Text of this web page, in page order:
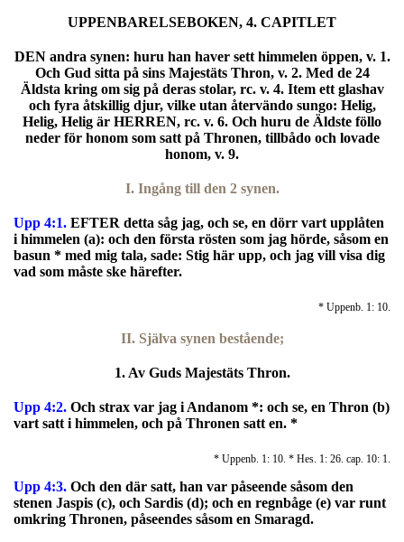
UPPENBARELSEBOKEN, 4. CAPITLET
DEN andra synen: huru han haver sett himmelen öppen, v. 1.
Och Gud sitta på sins Majestäts Thron, v. 2. Med de 24
Äldsta kring om sig på deras stolar, rc. v. 4. Item ett glashav
och fyra åtskillig djur, vilke utan återvändo sungo: Helig,
Helig, Helig är HERREN, rc. v. 6. Och huru de Äldste föllo
neder för honom som satt på Thronen, tillbådo och lovade
honom, v. 9.
I. Ingång till den 2 synen.
Upp 4:1. EFTER detta såg jag, och se, en dörr vart upplåten
i himmelen (a): och den första rösten som jag hörde, såsom en
basun * med mig tala, sade: Stig här upp, och jag vill visa dig
vad som måste ske härefter.
* Uppenb. 1: 10.
II. Själva synen bestående;
1. Av Guds Majestäts Thron.
Upp 4:2. Och strax var jag i Andanom *: och se, en Thron (b)
vart satt i himmelen, och på Thronen satt en. *
* Uppenb. 1: 10. * Hes. 1: 26. cap. 10: 1.
Upp 4:3. Och den där satt, han var påseende såsom den
stenen Jaspis (c), och Sardis (d); och en regnbåge (e) var runt
omkring Thronen, påseendes såsom en Smaragd.